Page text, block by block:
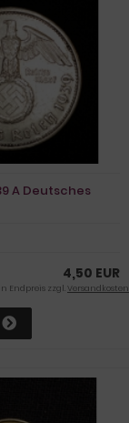
A Deutsches
4,50 EUR
Endpreis zzgl.Versandkosten